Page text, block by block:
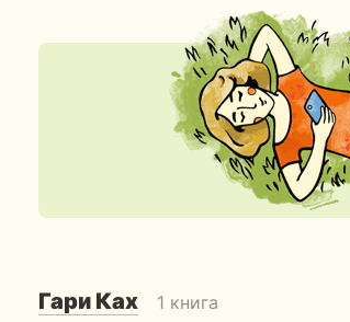
Гари Ках 1 книга